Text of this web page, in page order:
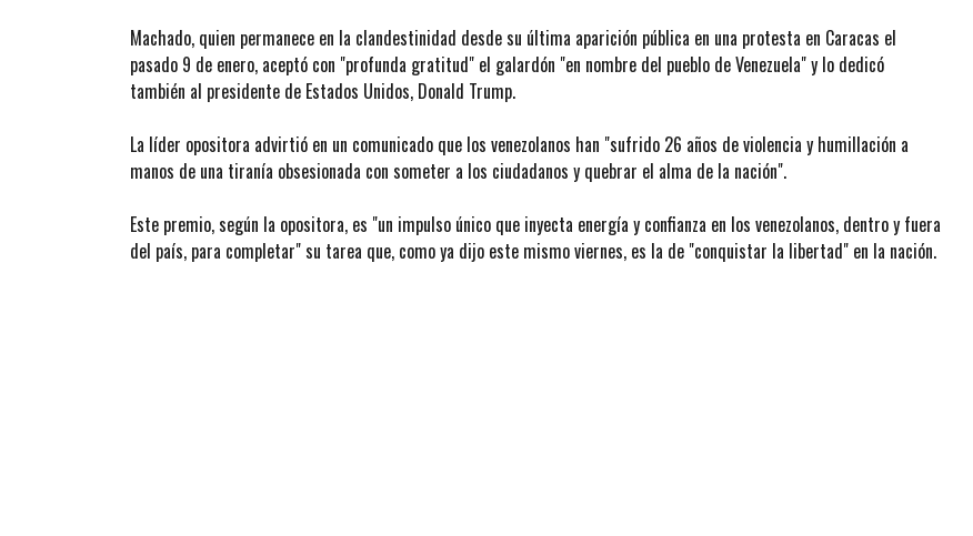
Machado, quien permanece en la clandestinidad desde su última aparición pública en una protesta en Caracas el
pasado 9 de enero, aceptó con "profunda gratitud" el galardón "en nombre del pueblo de Venezuela" y lo dedicó
también al presidente de Estados Unidos, Donald Trump.
La líder opositora advirtió en un comunicado que los venezolanos han "sufrido 26 años de violencia y humillación a
manos de una tiranía obsesionada con someter a los ciudadanos y quebrar el alma de la nación".
Este premio, según la opositora, es "un impulso único que inyecta energía y confianza en los venezolanos, dentro y fuera
del país, para completar" su tarea que, como ya dijo este mismo viernes, es la de "conquistar la libertad" en la nación.